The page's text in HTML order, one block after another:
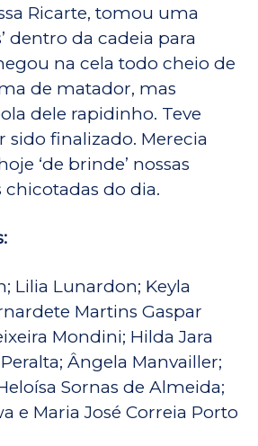
Ricarte, tomou uma
dentro da cadeia para
na cela todo cheio de
de matador, mas
dele rapidinho. Teve
sido finalizado. Merecia
‘de brinde’ nossas
do dia.
Lilia Lunardon; Keyla
Martins Gaspar
Mondini; Hilda Jara
Ângela Manvailler;
Sornas de Almeida;
e Maria José Correia Porto